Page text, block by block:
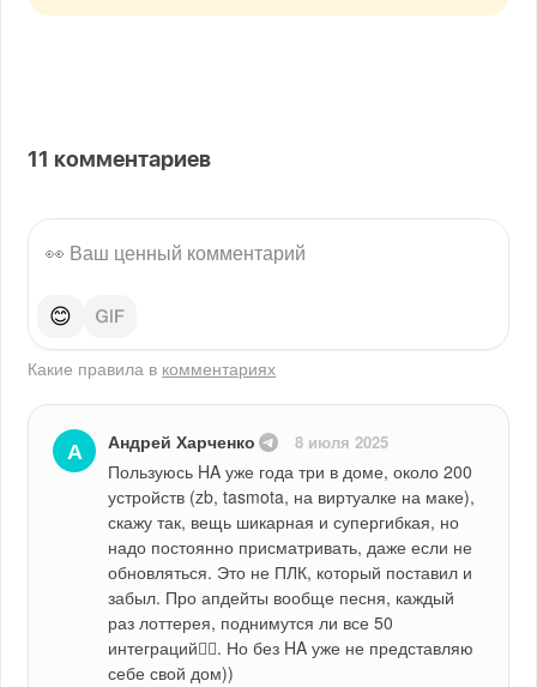
11 комментариев
😊
Какие правила в комментариях
А Андрей Харченко 8 июля 2025
Пользуюсь HA уже года три в доме, около 200
устройств (zb, tasmota, на виртуалке на маке),
скажу так, вещь шикарная и супергибкая, но
надо постоянно присматривать, даже если не
обновляться. Это не ПЛК, который поставил и
забыл. Про апдейты вообще песня, каждый
раз лоттерея, поднимутся ли все 50
интеграций🤦‍♂️. Но без HA уже не представляю
себе свой дом))